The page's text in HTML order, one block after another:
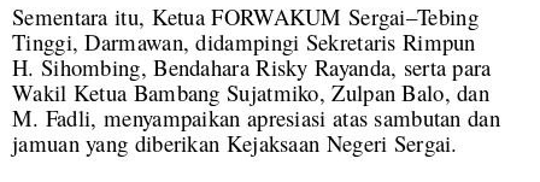
Sementara itu, Ketua FORWAKUM Sergai–Tebing
Tinggi, Darmawan, didampingi Sekretaris Rimpun
H. Sihombing, Bendahara Risky Rayanda, serta para
Wakil Ketua Bambang Sujatmiko, Zulpan Balo, dan
M. Fadli, menyampaikan apresiasi atas sambutan dan
jamuan yang diberikan Kejaksaan Negeri Sergai.